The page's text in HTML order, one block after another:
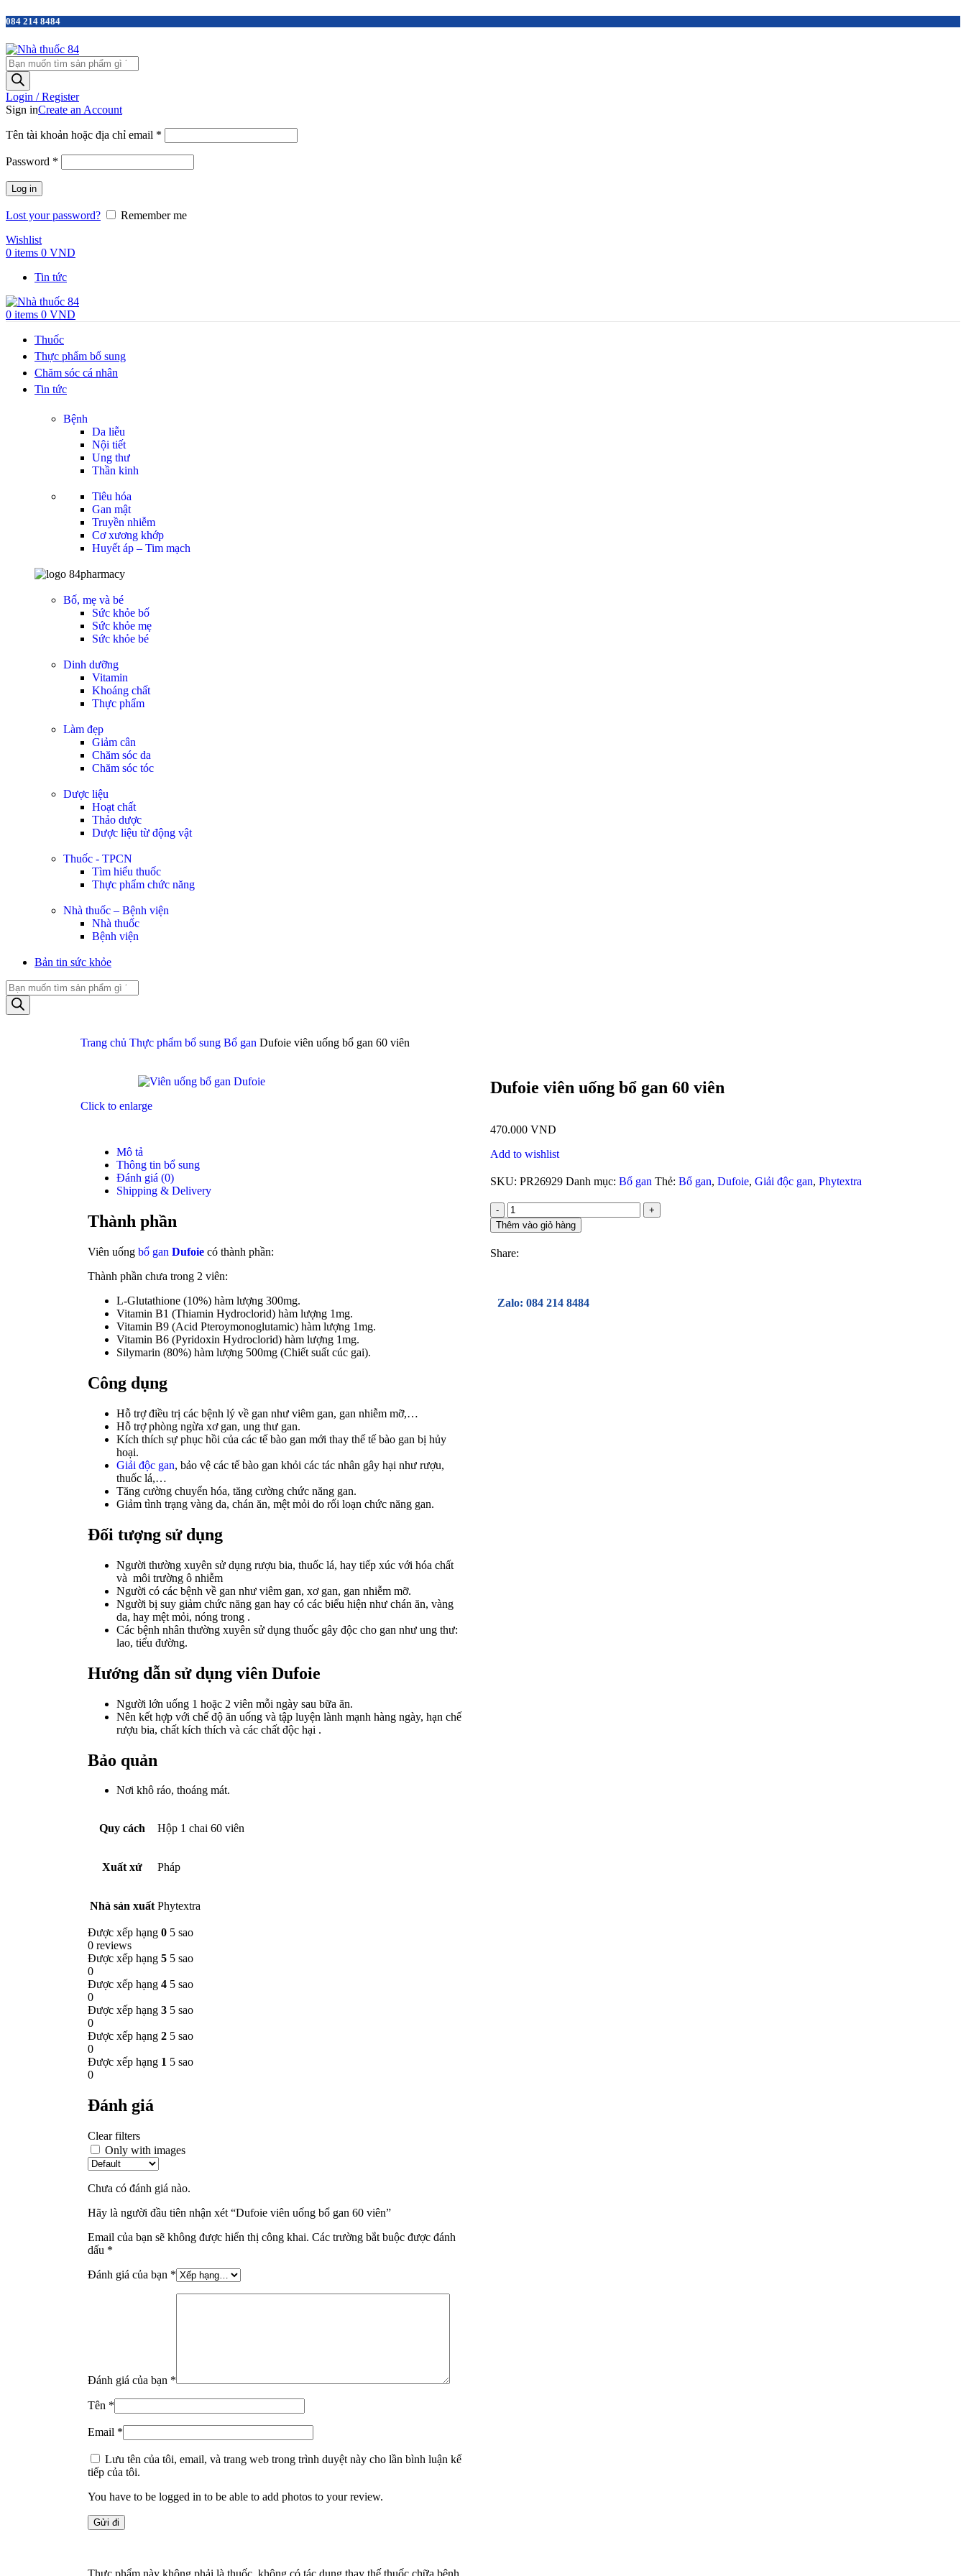
084 214 8484
Login / Register
Sign inCreate an Account
Tên tài khoản hoặc địa chỉ email *
Password *
Log in
Lost your password?
Remember me
Wishlist
0 items 0 VND
Tin tức
0 items 0 VND
Thuốc
Thực phẩm bổ sung
Chăm sóc cá nhân
Tin tức
Bệnh
Da liễu
Nội tiết
Ung thư
Thần kinh
Tiêu hóa
Gan mật
Truyền nhiễm
Cơ xương khớp
Huyết áp – Tim mạch
Bố, mẹ và bé
Sức khỏe bố
Sức khỏe mẹ
Sức khỏe bé
Dinh dưỡng
Vitamin
Khoáng chất
Thực phẩm
Làm đẹp
Giảm cân
Chăm sóc da
Chăm sóc tóc
Dược liệu
Hoạt chất
Thảo dược
Dược liệu từ động vật
Thuốc - TPCN
Tìm hiểu thuốc
Thực phẩm chức năng
Nhà thuốc – Bệnh viện
Nhà thuốc
Bệnh viện
Bản tin sức khỏe
Trang chủ Thực phẩm bổ sung Bổ gan Dufoie viên uống bổ gan 60 viên
Click to enlarge
Mô tả
Thông tin bổ sung
Đánh giá (0)
Shipping & Delivery
Thành phần
Viên uống bổ gan Dufoie có thành phần:
Thành phần chưa trong 2 viên:
L-Glutathione (10%) hàm lượng 300mg.
Vitamin B1 (Thiamin Hydroclorid) hàm lượng 1mg.
Vitamin B9 (Acid Pteroymonoglutamic) hàm lượng 1mg.
Vitamin B6 (Pyridoxin Hydroclorid) hàm lượng 1mg.
Silymarin (80%) hàm lượng 500mg (Chiết suất cúc gai).
Công dụng
Hỗ trợ điều trị các bệnh lý về gan như viêm gan, gan nhiễm mỡ,…
Hỗ trợ phòng ngừa xơ gan, ung thư gan.
Kích thích sự phục hồi của các tế bào gan mới thay thế tế bào gan bị hủy
hoại.
Giải độc gan, bảo vệ các tế bào gan khỏi các tác nhân gây hại như rượu,
thuốc lá,…
Tăng cường chuyển hóa, tăng cường chức năng gan.
Giảm tình trạng vàng da, chán ăn, mệt mỏi do rối loạn chức năng gan.
Đối tượng sử dụng
Người thường xuyên sử dụng rượu bia, thuốc lá, hay tiếp xúc với hóa chất
và môi trường ô nhiễm
Người có các bệnh về gan như viêm gan, xơ gan, gan nhiễm mỡ.
Người bị suy giảm chức năng gan hay có các biểu hiện như chán ăn, vàng
da, hay mệt mỏi, nóng trong .
Các bệnh nhân thường xuyên sử dụng thuốc gây độc cho gan như ung thư:
lao, tiểu đường.
Hướng dẫn sử dụng viên Dufoie
Người lớn uống 1 hoặc 2 viên mỗi ngày sau bữa ăn.
Nên kết hợp với chế độ ăn uống và tập luyện lành mạnh hàng ngày, hạn chế
rượu bia, chất kích thích và các chất độc hại .
Bảo quản
Nơi khô ráo, thoáng mát.
Quy cách Hộp 1 chai 60 viên
Xuất xứ Pháp
Nhà sản xuất Phytextra
Được xếp hạng 0 5 sao
0 reviews
Được xếp hạng 5 5 sao
0
Được xếp hạng 4 5 sao
0
Được xếp hạng 3 5 sao
0
Được xếp hạng 2 5 sao
0
Được xếp hạng 1 5 sao
0
Đánh giá
Clear filters
Only with images
Chưa có đánh giá nào.
Hãy là người đầu tiên nhận xét “Dufoie viên uống bổ gan 60 viên”
Email của bạn sẽ không được hiển thị công khai. Các trường bắt buộc được đánh
dấu *
Đánh giá của bạn *
Đánh giá của bạn *
Tên *
Email *
Lưu tên của tôi, email, và trang web trong trình duyệt này cho lần bình luận kế
tiếp của tôi.
You have to be logged in to be able to add photos to your review.
Dufoie viên uống bổ gan 60 viên
470.000 VND
Add to wishlist
SKU: PR26929 Danh mục: Bổ gan Thẻ: Bổ gan, Dufoie, Giải độc gan, Phytextra
Thêm vào giỏ hàng
Share:
Zalo: 084 214 8484